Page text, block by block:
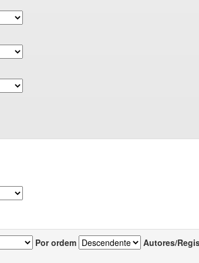
Por ordem Autores/